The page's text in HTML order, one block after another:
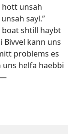
hott unsah
sayl.”
boat shtill haybt
kann uns
problems es
helfa haebbi